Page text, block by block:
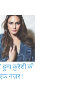
हुमा कुरैशी की
एक नज़र !